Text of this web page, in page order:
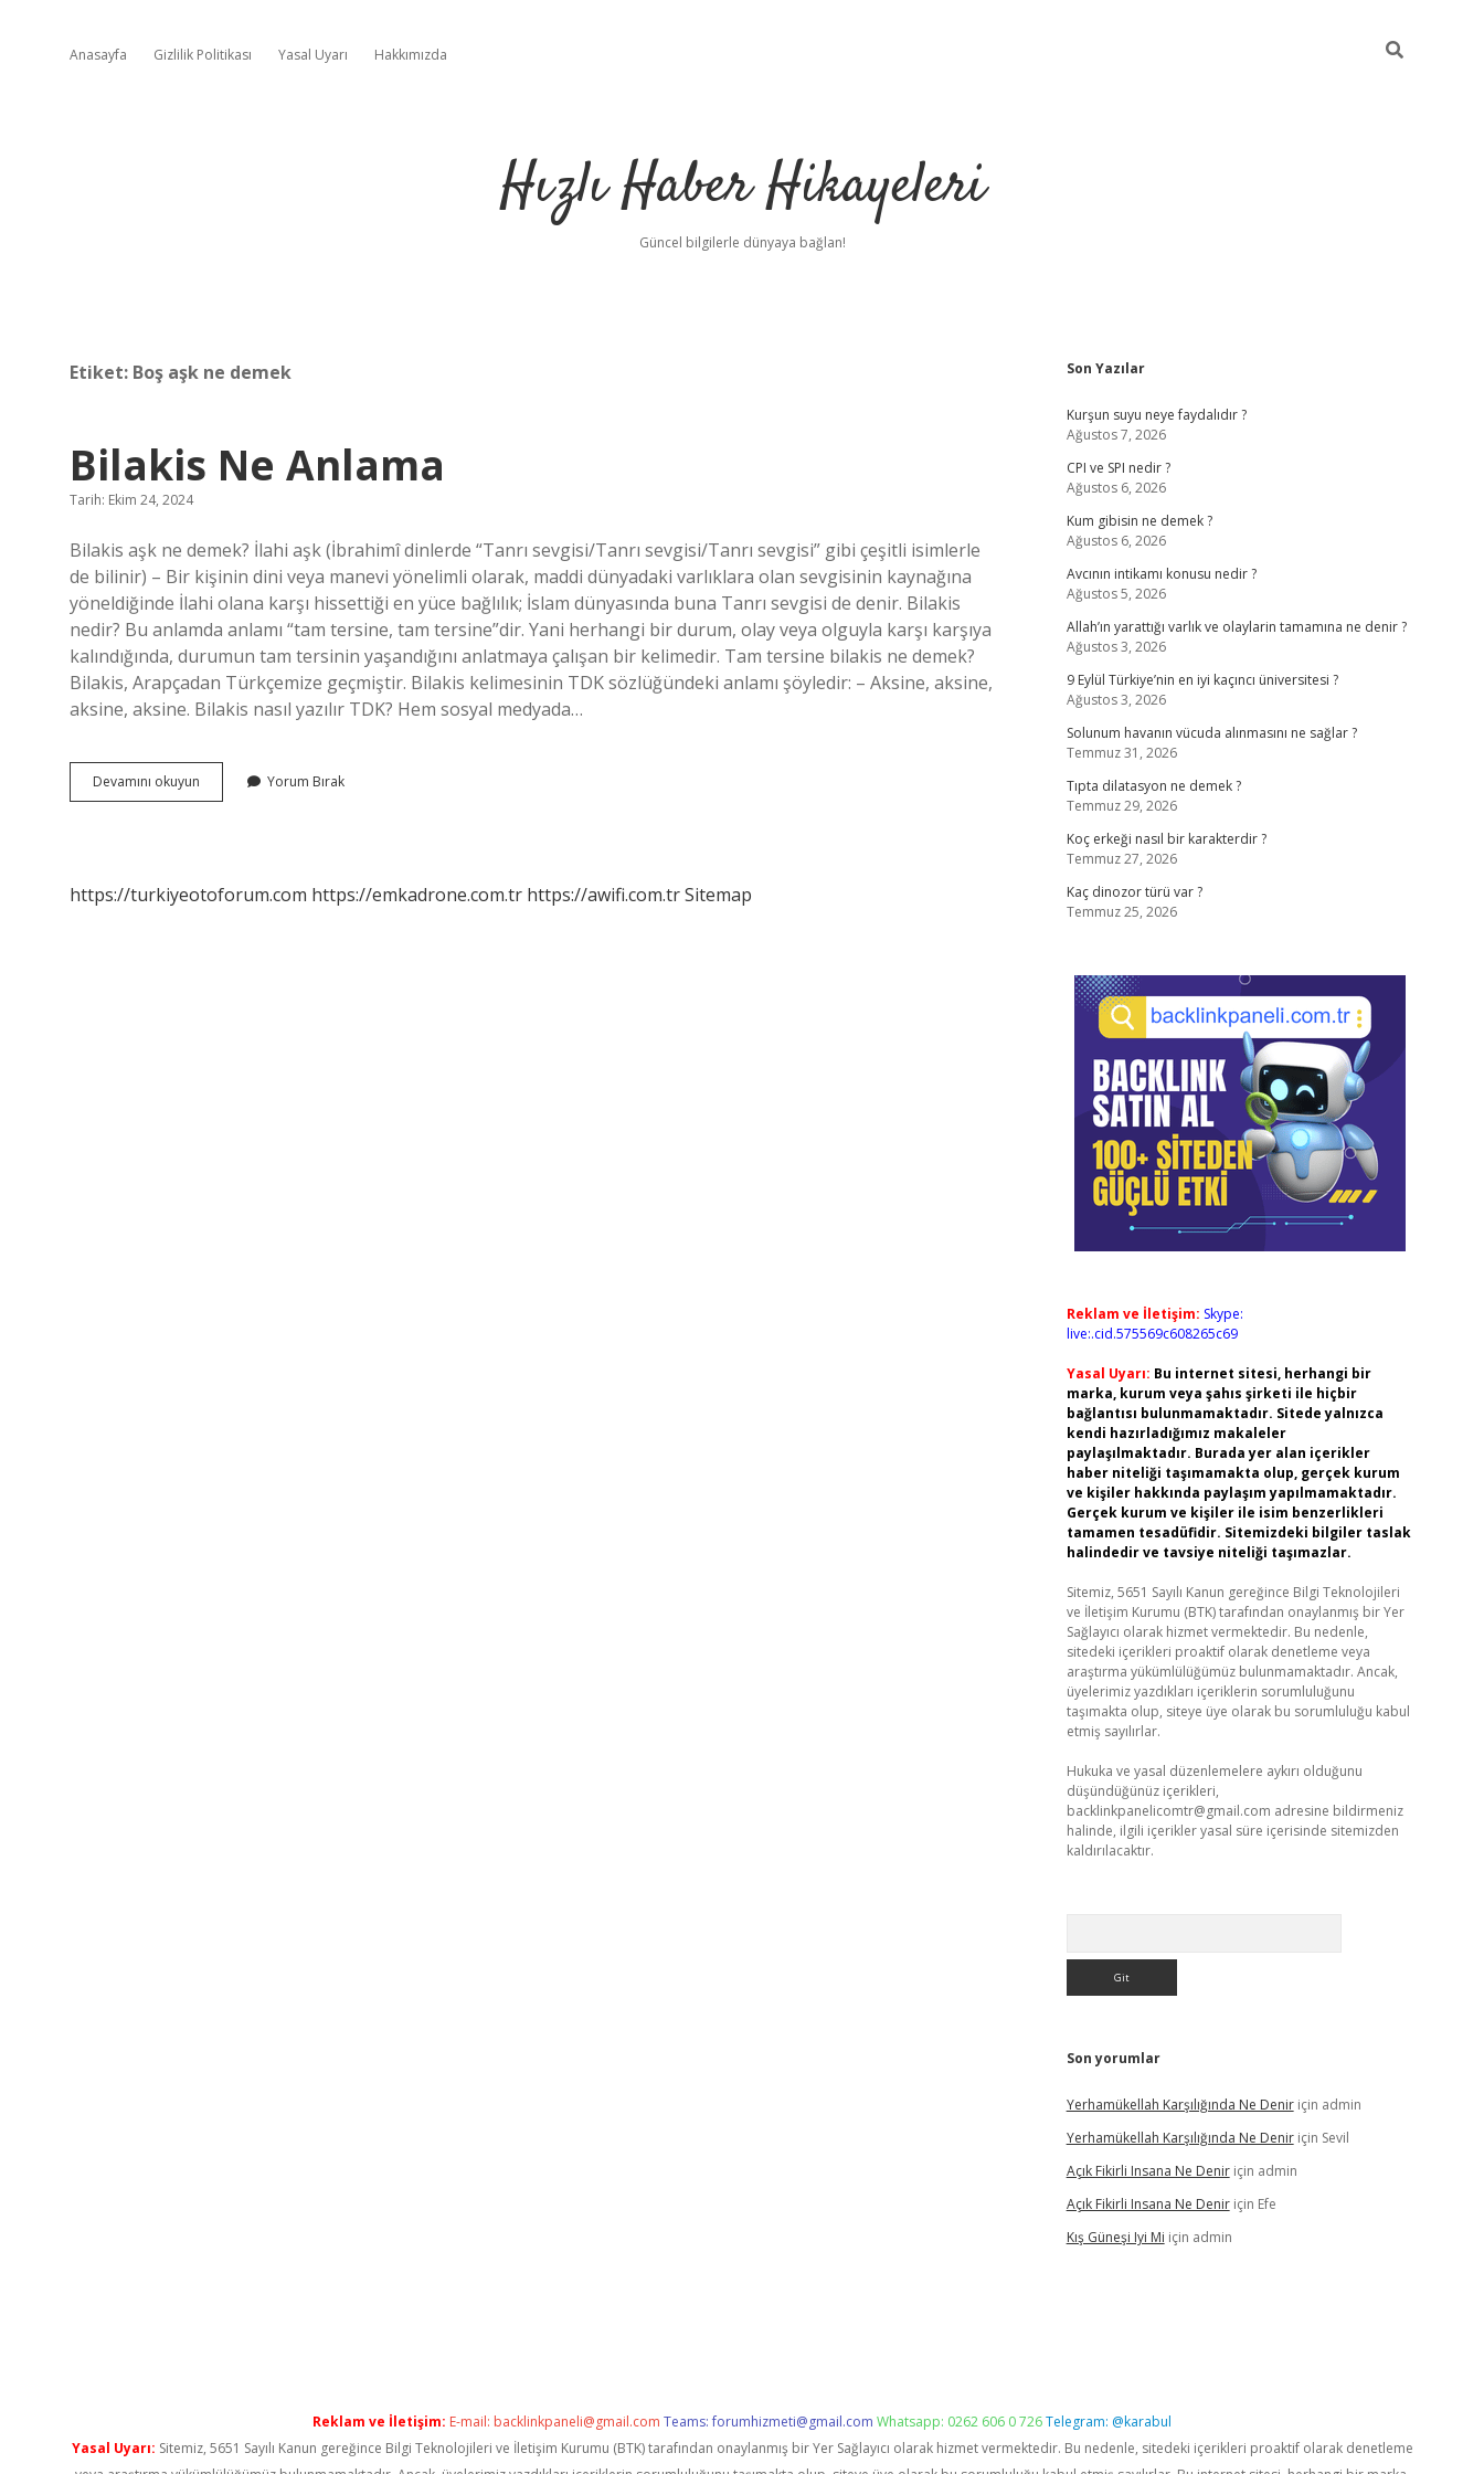
Anasayfa Gizlilik Politikası Yasal Uyarı Hakkımızda
Hızlı Haber Hikayeleri
Güncel bilgilerle dünyaya bağlan!
Etiket: Boş aşk ne demek
Bilakis Ne Anlama
Tarih: Ekim 24, 2024
Bilakis aşk ne demek? İlahi aşk (İbrahimî dinlerde “Tanrı sevgisi/Tanrı sevgisi/Tanrı sevgisi” gibi çeşitli isimlerle
de bilinir) – Bir kişinin dini veya manevi yönelimli olarak, maddi dünyadaki varlıklara olan sevgisinin kaynağına
yöneldiğinde İlahi olana karşı hissettiği en yüce bağlılık; İslam dünyasında buna Tanrı sevgisi de denir. Bilakis
nedir? Bu anlamda anlamı “tam tersine, tam tersine”dir. Yani herhangi bir durum, olay veya olguyla karşı karşıya
kalındığında, durumun tam tersinin yaşandığını anlatmaya çalışan bir kelimedir. Tam tersine bilakis ne demek?
Bilakis, Arapçadan Türkçemize geçmiştir. Bilakis kelimesinin TDK sözlüğündeki anlamı şöyledir: – Aksine, aksine,
aksine, aksine. Bilakis nasıl yazılır TDK? Hem sosyal medyada…
Devamını okuyun
Ne
Yorum Bırak
https://turkiyeotoforum.com https://emkadrone.com.tr https://awifi.com.trSitemap
Sidebar
Son Yazılar
Kurşun suyu neye faydalıdır ?
Ağustos 7, 2026
CPI ve SPI nedir ?
Ağustos 6, 2026
Kum gibisin ne demek ?
Ağustos 6, 2026
Avcının intikamı konusu nedir ?
Ağustos 5, 2026
Allah’ın yarattığı varlık ve olaylarin tamamına ne denir ?
Ağustos 3, 2026
9 Eylül Türkiye’nin en iyi kaçıncı üniversitesi ?
Ağustos 3, 2026
Solunum havanın vücuda alınmasını ne sağlar ?
Temmuz 31, 2026
Tıpta dilatasyon ne demek ?
Temmuz 29, 2026
Koç erkeği nasıl bir karakterdir ?
Temmuz 27, 2026
Kaç dinozor türü var ?
Temmuz 25, 2026
Reklam ve İletişim: Skype:
live:.cid.575569c608265c69
Yasal Uyarı: Bu internet sitesi, herhangi bir
marka, kurum veya şahıs şirketi ile hiçbir
bağlantısı bulunmamaktadır. Sitede yalnızca
kendi hazırladığımız makaleler
paylaşılmaktadır. Burada yer alan içerikler
haber niteliği taşımamakta olup, gerçek kurum
ve kişiler hakkında paylaşım yapılmamaktadır.
Gerçek kurum ve kişiler ile isim benzerlikleri
tamamen tesadüfidir. Sitemizdeki bilgiler taslak
halindedir ve tavsiye niteliği taşımazlar.
Sitemiz, 5651 Sayılı Kanun gereğince Bilgi Teknolojileri
ve İletişim Kurumu (BTK) tarafından onaylanmış bir Yer
Sağlayıcı olarak hizmet vermektedir. Bu nedenle,
sitedeki içerikleri proaktif olarak denetleme veya
araştırma yükümlülüğümüz bulunmamaktadır. Ancak,
üyelerimiz yazdıkları içeriklerin sorumluluğunu
taşımakta olup, siteye üye olarak bu sorumluluğu kabul
etmiş sayılırlar.
Hukuka ve yasal düzenlemelere aykırı olduğunu
düşündüğünüz içerikleri,
backlinkpanelicomtr@gmail.com adresine bildirmeniz
halinde, ilgili içerikler yasal süre içerisinde sitemizden
kaldırılacaktır.
Son yorumlar
Yerhamükellah Karşılığında Ne Deniriçin admin
Yerhamükellah Karşılığında Ne Deniriçin Sevil
Açık Fikirli Insana Ne Deniriçin admin
Açık Fikirli Insana Ne Deniriçin Efe
Kış Güneşi Iyi Mi için admin
Reklam ve İletişim: E-mail: backlinkpaneli@gmail.com Teams:forumhizmeti@gmail.com Whatsapp: 0262 606 0 726Telegram: @karabul
Yasal Uyarı: Sitemiz, 5651 Sayılı Kanun gereğince Bilgi Teknolojileri ve İletişim Kurumu (BTK) tarafından onaylanmış bir Yer Sağlayıcı olarak hizmet vermektedir. Bu nedenle, sitedeki içerikleri proaktif olarak denetleme